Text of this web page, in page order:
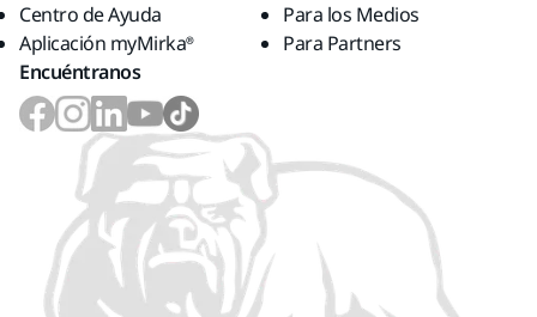
Centro de Ayuda
Aplicación myMirka®
Para los Medios
Para Partners
Encuéntranos